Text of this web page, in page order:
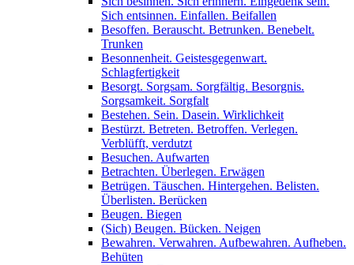
Sich entsinnen. Einfallen. Beifallen
Besoffen. Berauscht. Betrunken. Benebelt.
Trunken
Besonnenheit. Geistesgegenwart.
Schlagfertigkeit
Besorgt. Sorgsam. Sorgfältig. Besorgnis.
Sorgsamkeit. Sorgfalt
Bestehen. Sein. Dasein. Wirklichkeit
Bestürzt. Betreten. Betroffen. Verlegen.
Verblüfft, verdutzt
Besuchen. Aufwarten
Betrachten. Überlegen. Erwägen
Betrügen. Täuschen. Hintergehen. Belisten.
Überlisten. Berücken
Beugen. Biegen
(Sich) Beugen. Bücken. Neigen
Bewahren. Verwahren. Aufbewahren. Aufheben.
Behüten